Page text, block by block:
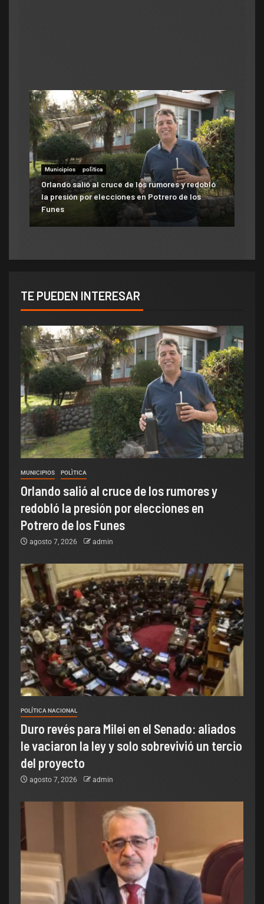
Municipios polìtica
Orlando salió al cruce de los rumores y redobló
la presión por elecciones en Potrero de los
Funes
Municipios
ATE salió con los tapones de punta contra el
aumento del 10% que otorgó la Municipalidad:
«Consolida salarios de pobreza»
TE PUEDEN INTERESAR
MUNICIPIOS POLÌTICA
Orlando salió al cruce de los rumores y
redobló la presión por elecciones en
Potrero de los Funes
agosto 7, 2026 admin
POLÍTICA NACIONAL
Duro revés para Milei en el Senado: aliados
le vaciaron la ley y solo sobrevivió un tercio
del proyecto
agosto 7, 2026 admin